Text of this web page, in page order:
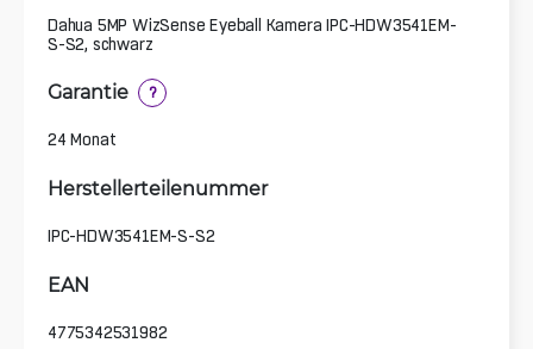
Dahua 5MP WizSense Eyeball Kamera IPC-HDW3541EM-
S-S2, schwarz
Garantie ?
24 Monat
Herstellerteilenummer
IPC-HDW3541EM-S-S2
EAN
4775342531982